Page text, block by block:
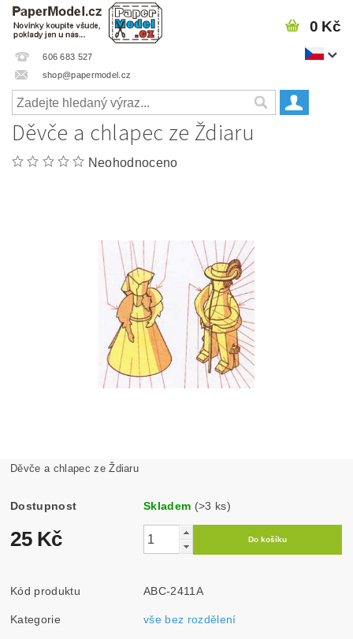
606 683 527
shop@papermodel.cz
0 Kč
Děvče a chlapec ze Ždiaru
Neohodnoceno
Děvče a chlapec ze Ždiaru
Dostupnost Skladem (>3 ks)
25 Kč
Kód produktu ABC-2411A
Kategorie vše bez rozdělení